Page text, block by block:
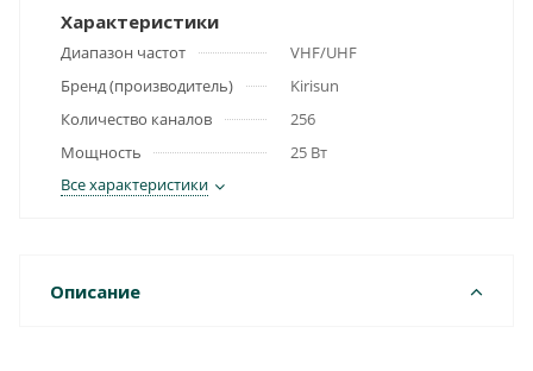
Характеристики
Диапазон частот
VHF/UHF
Бренд (производитель)
Kirisun
Количество каналов
256
Мощность
25 Вт
Все характеристики
Описание